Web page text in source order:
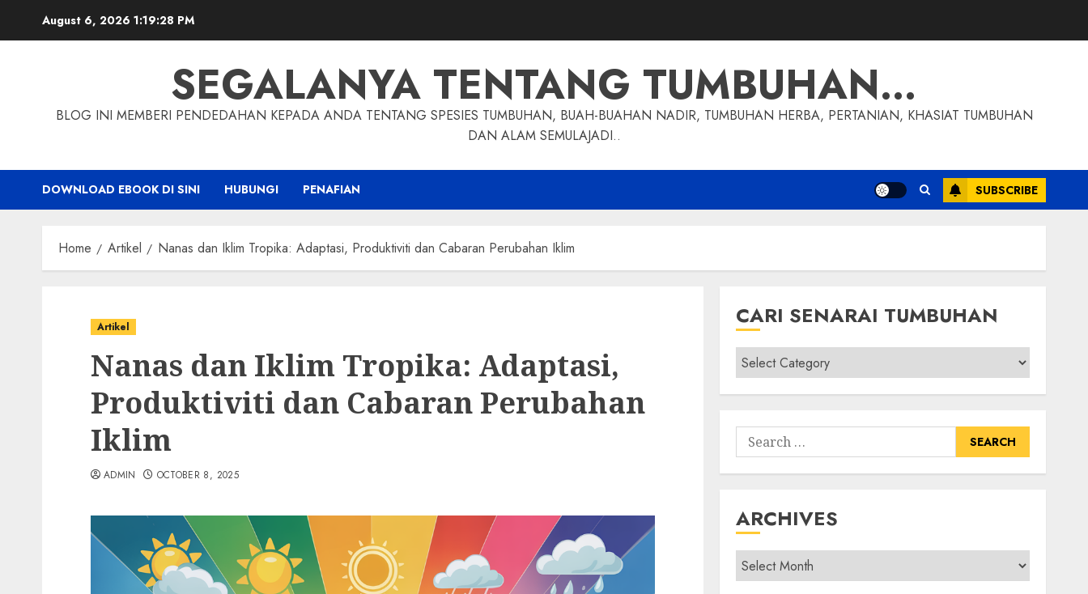
August 6, 2026 1:19:29 PM
SEGALANYA TENTANG TUMBUHAN…
BLOG INI MEMBERI PENDEDAHAN KEPADA ANDA TENTANG SPESIES TUMBUHAN, BUAH-BUAHAN NADIR, TUMBUHAN HERBA, PERTANIAN, KHASIAT TUMBUHAN
DAN ALAM SEMULAJADI..
DOWNLOAD EBOOK DI SINI HUBUNGI PENAFIAN SUBSCRIBE
Home Artikel Nanas dan Iklim Tropika: Adaptasi, Produktiviti dan Cabaran Perubahan Iklim
Artikel
Nanas dan Iklim Tropika: Adaptasi,
Produktiviti dan Cabaran Perubahan
Iklim
ADMIN OCTOBER 8, 2025
CARI SENARAI TUMBUHAN
Cari
Senarai
Tumbuhan
Search
for:
ARCHIVES
Archives